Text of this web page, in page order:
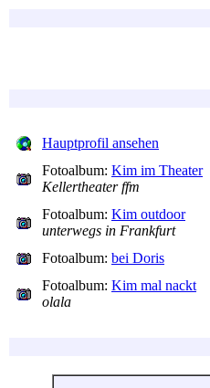
Hauptprofil ansehen
Fotoalbum: Kim im Theater
Kellertheater ffm
Fotoalbum: Kim outdoor
unterwegs in Frankfurt
Fotoalbum: bei Doris
Fotoalbum: Kim mal nackt
olala